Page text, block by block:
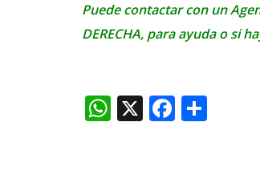
Puede contactar con un
DERECHA, para ayuda o si
WhatsApp
X